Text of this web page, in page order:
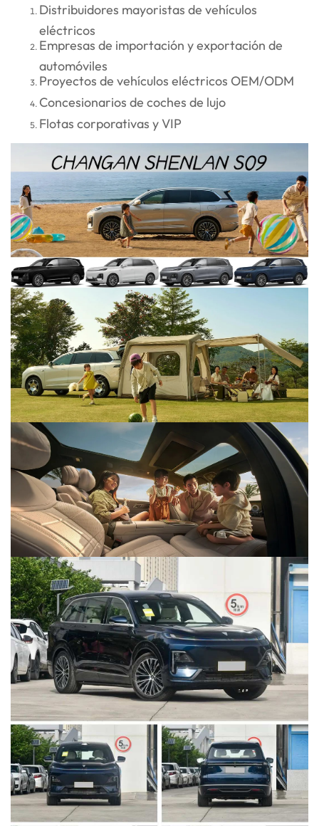
Distribuidores mayoristas de vehículos
eléctricos
Empresas de importación y exportación de
automóviles
Proyectos de vehículos eléctricos OEM/ODM
Concesionarios de coches de lujo
Flotas corporativas y VIP